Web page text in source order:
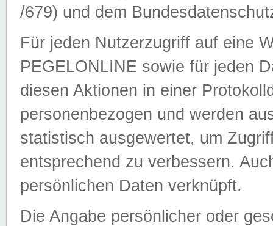
/679) und dem
Für jeden Nutzerzugriff auf eine
PEGELONLINE sowie für jeden
diesen Aktionen in einer
personenbezogen und werden
statistisch ausgewertet, um
entsprechend zu verbessern.
persönlichen Daten verknüpft.
Die Angabe persönlicher oder